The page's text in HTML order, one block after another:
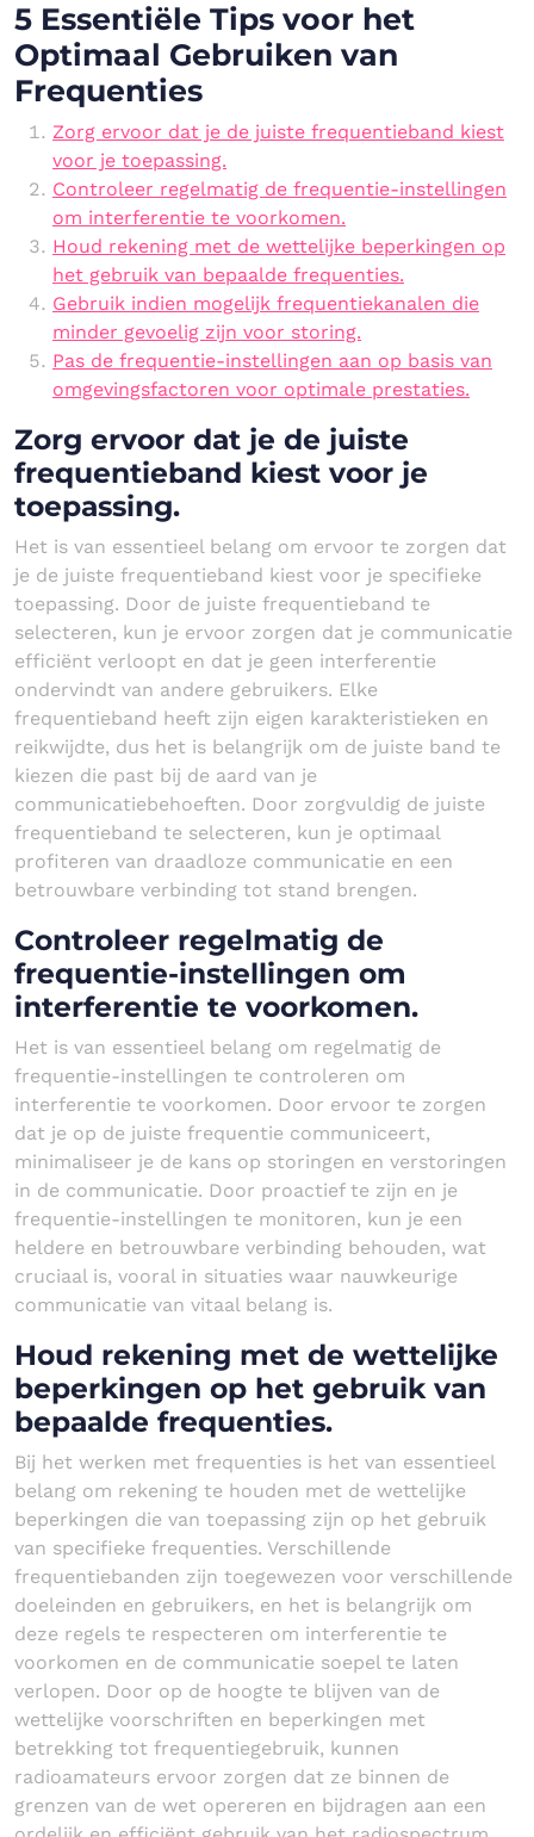
5 Essentiële Tips voor het
Optimaal Gebruiken van
Frequenties
Zorg ervoor dat je de juiste frequentieband kiest
voor je toepassing.
Controleer regelmatig de frequentie-instellingen
om interferentie te voorkomen.
Houd rekening met de wettelijke beperkingen op
het gebruik van bepaalde frequenties.
Gebruik indien mogelijk frequentiekanalen die
minder gevoelig zijn voor storing.
Pas de frequentie-instellingen aan op basis van
omgevingsfactoren voor optimale prestaties.
Zorg ervoor dat je de juiste
frequentieband kiest voor je
toepassing.
Het is van essentieel belang om ervoor te zorgen dat
je de juiste frequentieband kiest voor je specifieke
toepassing. Door de juiste frequentieband te
selecteren, kun je ervoor zorgen dat je communicatie
efficiënt verloopt en dat je geen interferentie
ondervindt van andere gebruikers. Elke
frequentieband heeft zijn eigen karakteristieken en
reikwijdte, dus het is belangrijk om de juiste band te
kiezen die past bij de aard van je
communicatiebehoeften. Door zorgvuldig de juiste
frequentieband te selecteren, kun je optimaal
profiteren van draadloze communicatie en een
betrouwbare verbinding tot stand brengen.
Controleer regelmatig de
frequentie-instellingen om
interferentie te voorkomen.
Het is van essentieel belang om regelmatig de
frequentie-instellingen te controleren om
interferentie te voorkomen. Door ervoor te zorgen
dat je op de juiste frequentie communiceert,
minimaliseer je de kans op storingen en verstoringen
in de communicatie. Door proactief te zijn en je
frequentie-instellingen te monitoren, kun je een
heldere en betrouwbare verbinding behouden, wat
cruciaal is, vooral in situaties waar nauwkeurige
communicatie van vitaal belang is.
Houd rekening met de wettelijke
beperkingen op het gebruik van
bepaalde frequenties.
Bij het werken met frequenties is het van essentieel
belang om rekening te houden met de wettelijke
beperkingen die van toepassing zijn op het gebruik
van specifieke frequenties. Verschillende
frequentiebanden zijn toegewezen voor verschillende
doeleinden en gebruikers, en het is belangrijk om
deze regels te respecteren om interferentie te
voorkomen en de communicatie soepel te laten
verlopen. Door op de hoogte te blijven van de
wettelijke voorschriften en beperkingen met
betrekking tot frequentiegebruik, kunnen
radioamateurs ervoor zorgen dat ze binnen de
grenzen van de wet opereren en bijdragen aan een